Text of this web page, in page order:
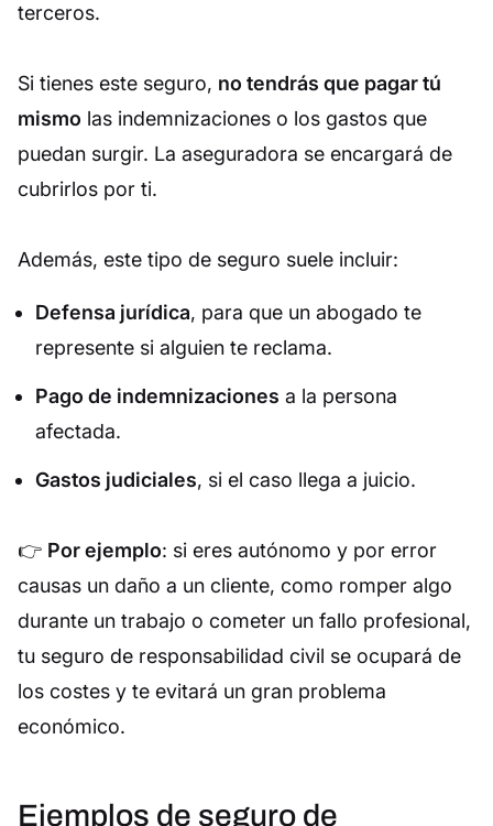
terceros.
Si tienes este seguro, no tendrás que pagar tú
mismo las indemnizaciones o los gastos que
puedan surgir. La aseguradora se encargará de
cubrirlos por ti.
Además, este tipo de seguro suele incluir:
Defensa jurídica, para que un abogado te
represente si alguien te reclama.
Pago de indemnizaciones a la persona
afectada.
Gastos judiciales, si el caso llega a juicio.
👉 Por ejemplo: si eres autónomo y por error
causas un daño a un cliente, como romper algo
durante un trabajo o cometer un fallo profesional,
tu seguro de responsabilidad civil se ocupará de
los costes y te evitará un gran problema
económico.
Ejemplos de seguro de